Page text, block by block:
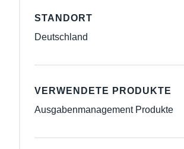
STANDORT
Deutschland
VERWENDETE PRODUKTE
Ausgabenmanagement Produkte